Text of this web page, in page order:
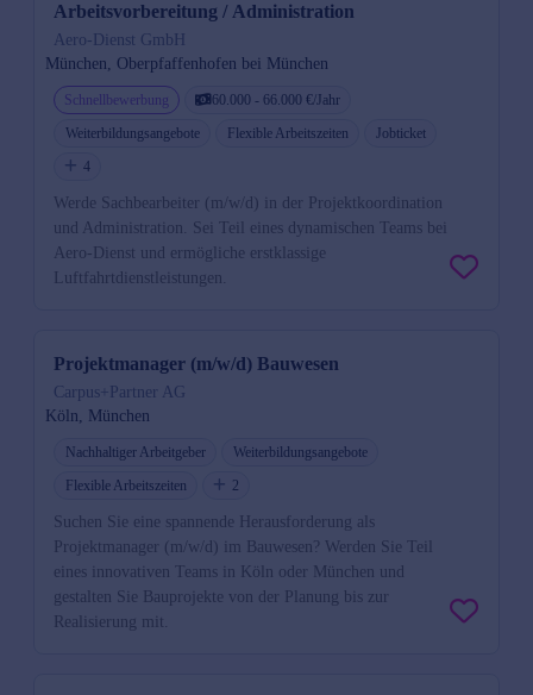
Arbeitsvorbereitung / Administration
Aero-Dienst GmbH
München, Oberpfaffenhofen bei München
Schnellbewerbung
60.000 - 66.000 €/Jahr
Weiterbildungsangebote
Flexible Arbeitszeiten
Jobticket
4
Werde Sachbearbeiter (m/w/d) in der Projektkoordination
und Administration. Sei Teil eines dynamischen Teams bei
Aero-Dienst und ermögliche erstklassige
Luftfahrtdienstleistungen.
Projektmanager (m/w/d) Bauwesen
Carpus+Partner AG
Köln, München
Nachhaltiger Arbeitgeber
Weiterbildungsangebote
Flexible Arbeitszeiten
2
Suchen Sie eine spannende Herausforderung als
Projektmanager (m/w/d) im Bauwesen? Werden Sie Teil
eines innovativen Teams in Köln oder München und
gestalten Sie Bauprojekte von der Planung bis zur
Realisierung mit.